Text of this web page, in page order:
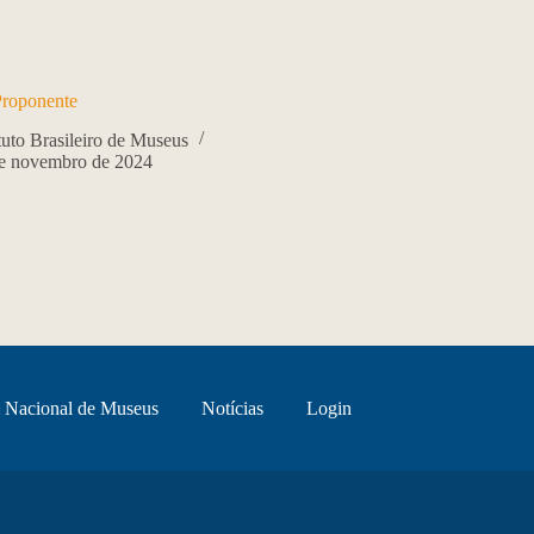
Brasileiro de Museus
novembro de 2024
de Museus Notícias Login